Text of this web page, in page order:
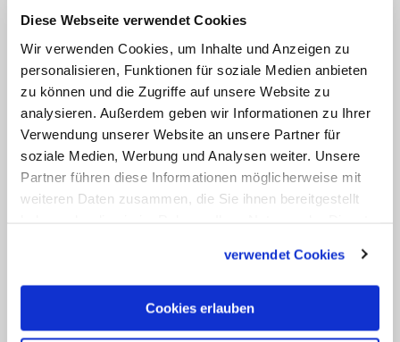
Diese Webseite verwendet Cookies
Wir verwenden Cookies, um Inhalte und Anzeigen zu
personalisieren, Funktionen für soziale Medien anbieten
zu können und die Zugriffe auf unsere Website zu
analysieren. Außerdem geben wir Informationen zu Ihrer
Verwendung unserer Website an unsere Partner für
soziale Medien, Werbung und Analysen weiter. Unsere
Partner führen diese Informationen möglicherweise mit
weiteren Daten zusammen, die Sie ihnen bereitgestellt
verwendet Cookies
Cookies erlauben
Verbrechen unterstellen. Das läuft zu
Beginn des 21. Jahrhunderts aus dem
Ruder und lädt sich mit deutlich älteren
Motiven auf: Kindesentführung,
Kindesmissbrauch und -tötung durch die
politische und ökonomische
der Blogger "Q", dessen Identität
verstummt ist. Beunruhigend ist, dass es
schon in den ersten Nachrichten von "Q"